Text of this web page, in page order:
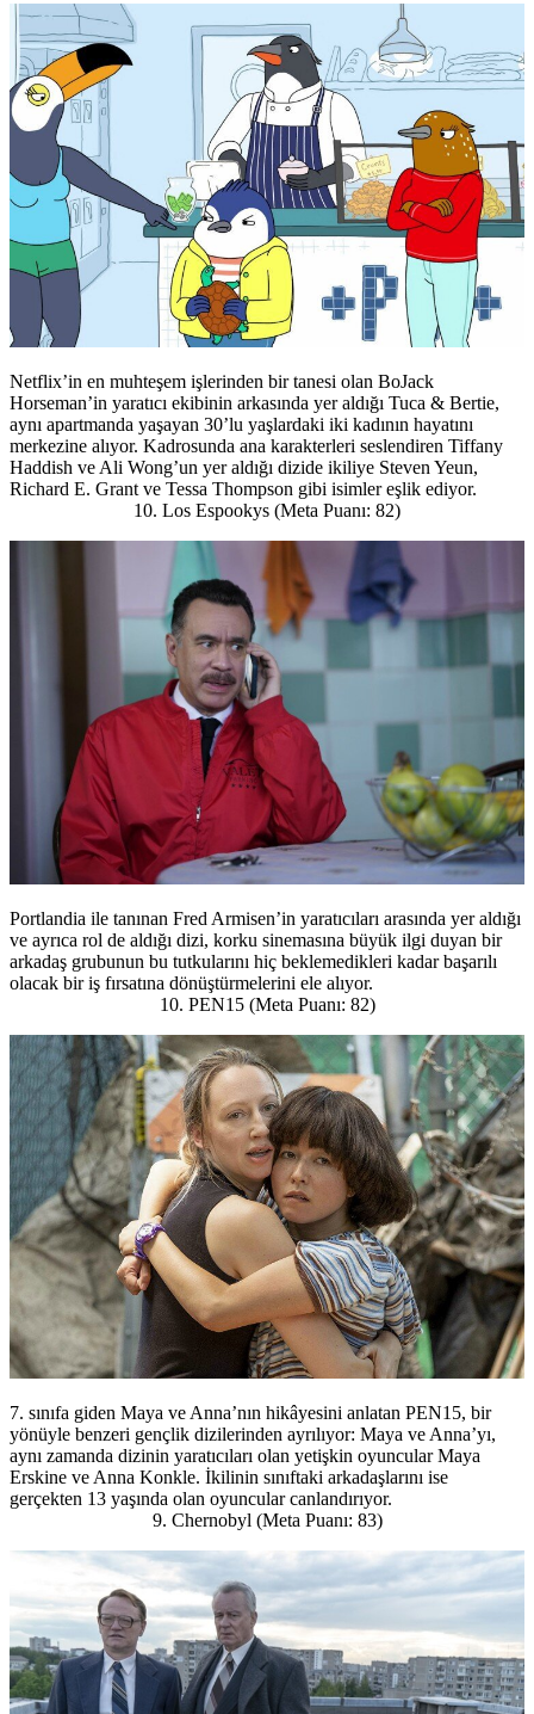
Netflix’in en muhteşem işlerinden bir tanesi olan BoJack
Horseman’in yaratıcı ekibinin arkasında yer aldığı Tuca & Bertie,
aynı apartmanda yaşayan 30’lu yaşlardaki iki kadının hayatını
merkezine alıyor. Kadrosunda ana karakterleri seslendiren Tiffany
Haddish ve Ali Wong’un yer aldığı dizide ikiliye Steven Yeun,
Richard E. Grant ve Tessa Thompson gibi isimler eşlik ediyor.
10. Los Espookys (Meta Puanı: 82)
Portlandia ile tanınan Fred Armisen’in yaratıcıları arasında yer aldığı
ve ayrıca rol de aldığı dizi, korku sinemasına büyük ilgi duyan bir
arkadaş grubunun bu tutkularını hiç beklemedikleri kadar başarılı
olacak bir iş fırsatına dönüştürmelerini ele alıyor.
10. PEN15 (Meta Puanı: 82)
7. sınıfa giden Maya ve Anna’nın hikâyesini anlatan PEN15, bir
yönüyle benzeri gençlik dizilerinden ayrılıyor: Maya ve Anna’yı,
aynı zamanda dizinin yaratıcıları olan yetişkin oyuncular Maya
Erskine ve Anna Konkle. İkilinin sınıftaki arkadaşlarını ise
gerçekten 13 yaşında olan oyuncular canlandırıyor.
9. Chernobyl (Meta Puanı: 83)